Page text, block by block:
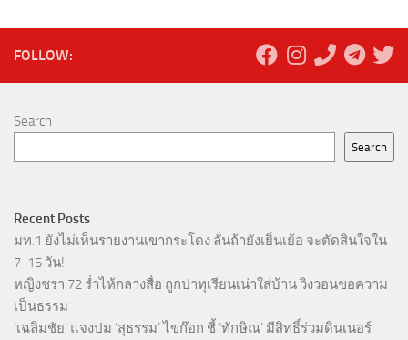
FOLLOW:
Search
Search
Recent Posts
มท.1 ยังไม่เห็นรายงานเขากระโดง ลั่นถ้ายังเยิ่นเย้อ จะตัดสินใจใน
7-15 วัน!
หญิงชรา 72 ร่ำไห้กลางสื่อ ถูกปาทุเรียนเน่าใส่บ้าน วิงวอนขอความ
เป็นธรรม
‘เฉลิมชัย’ แจงปม ‘สุธรรม’ ไขก๊อก ชี้ ‘ทักษิณ’ มีสิทธิ์ร่วมดินเนอร์